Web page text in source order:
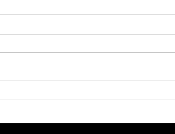
Banco Central de China inyectará
liquidez financiera